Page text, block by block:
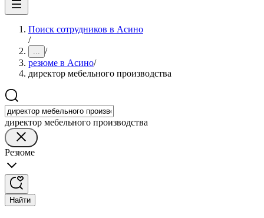
Поиск сотрудников в Асино
/
... /
резюме в Асино/
директор мебельного производства
директор мебельного производства
Резюме
Найти